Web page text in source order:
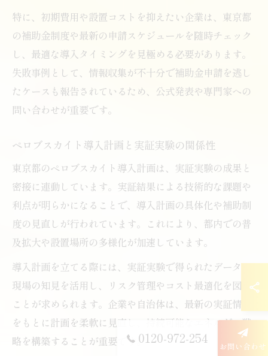
特に、初期費用や設置コストを抑えたい企業は、東京都
の補助金制度や最新の申請スケジュールを随時チェック
し、最適な導入タイミングを見極める必要があります。
失敗事例として、情報収集が不十分で補助金申請を逃し
たケースも報告されているため、公式発表や専門家への
問い合わせが重要です。
ペロブスカイト導入計画と実証実験の関係性
東京都のペロブスカイト導入計画は、実証実験の成果と
密接に連動しています。実証結果による技術的な課題や
利点が明らかになることで、導入計画の具体化や補助制
度の見直しが行われています。これにより、都内での普
及拡大や設置場所の多様化が加速しています。
導入計画を立てる際には、実証実験で得られたデータや
現場の知見を活用し、リスク管理やコスト最適化を図る
ことが求められます。企業や自治体は、最新の実証情報
をもとに計画を柔軟に見直し、持続可能なエネルギー戦
略を構築することが重要です。0120-972-254 お問い合わせ